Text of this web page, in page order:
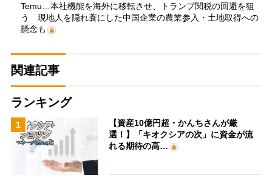
Temu…本社機能を海外に移転させ、トランプ関税の回避を狙
う 現地人を隠れ蓑にした中国企業の農業参入・土地取得への
懸念も
関連記事
ランキング
1
【資産10億円超・かんちさんが厳
選！】「キオクシアの次」に資金が流
れる期待の高…